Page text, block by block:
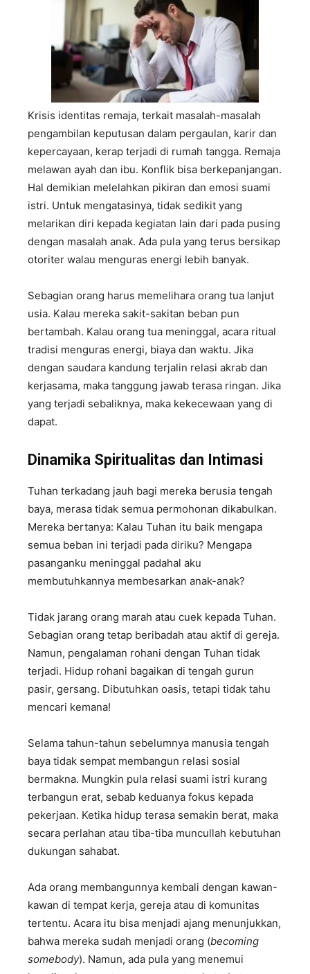
Krisis identitas remaja, terkait masalah-masalah
pengambilan keputusan dalam pergaulan, karir dan
kepercayaan, kerap terjadi di rumah tangga. Remaja
melawan ayah dan ibu. Konflik bisa berkepanjangan.
Hal demikian melelahkan pikiran dan emosi suami
istri. Untuk mengatasinya, tidak sedikit yang
melarikan diri kepada kegiatan lain dari pada pusing
dengan masalah anak. Ada pula yang terus bersikap
otoriter walau menguras energi lebih banyak.
Sebagian orang harus memelihara orang tua lanjut
usia. Kalau mereka sakit-sakitan beban pun
bertambah. Kalau orang tua meninggal, acara ritual
tradisi menguras energi, biaya dan waktu. Jika
dengan saudara kandung terjalin relasi akrab dan
kerjasama, maka tanggung jawab terasa ringan. Jika
yang terjadi sebaliknya, maka kekecewaan yang di
dapat.
Dinamika Spiritualitas dan Intimasi
Tuhan terkadang jauh bagi mereka berusia tengah
baya, merasa tidak semua permohonan dikabulkan.
Mereka bertanya: Kalau Tuhan itu baik mengapa
semua beban ini terjadi pada diriku? Mengapa
pasanganku meninggal padahal aku
membutuhkannya membesarkan anak-anak?
Tidak jarang orang marah atau cuek kepada Tuhan.
Sebagian orang tetap beribadah atau aktif di gereja.
Namun, pengalaman rohani dengan Tuhan tidak
terjadi. Hidup rohani bagaikan di tengah gurun
pasir, gersang. Dibutuhkan oasis, tetapi tidak tahu
mencari kemana!
Selama tahun-tahun sebelumnya manusia tengah
baya tidak sempat membangun relasi sosial
bermakna. Mungkin pula relasi suami istri kurang
terbangun erat, sebab keduanya fokus kepada
pekerjaan. Ketika hidup terasa semakin berat, maka
secara perlahan atau tiba-tiba muncullah kebutuhan
dukungan sahabat.
Ada orang membangunnya kembali dengan kawan-
kawan di tempat kerja, gereja atau di komunitas
tertentu. Acara itu bisa menjadi ajang menunjukkan,
bahwa mereka sudah menjadi orang (becoming
somebody). Namun, ada pula yang menemui